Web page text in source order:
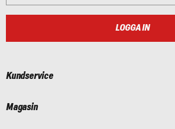
LOGGA IN
Kundservice
Magasin